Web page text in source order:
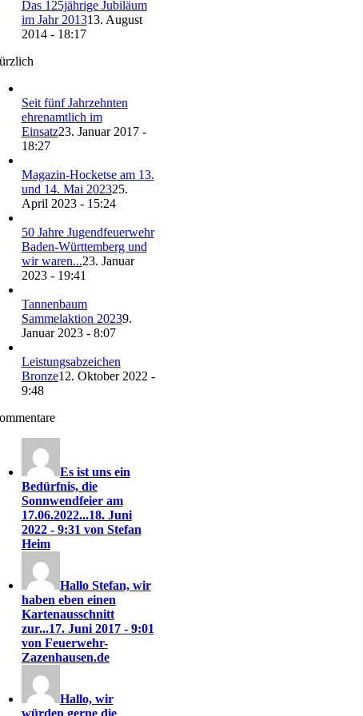
Das 125jährige Jubiläum
im Jahr 201313. August
2014 - 18:17
Seit fünf Jahrzehnten
ehrenamtlich im
Einsatz23. Januar 2017 -
18:27
Magazin-Hocketse am 13.
und 14. Mai 202325.
April 2023 - 15:24
50 Jahre Jugendfeuerwehr
Baden-Württemberg und
wir waren...23. Januar
2023 - 19:41
Tannenbaum
Sammelaktion 20239.
Januar 2023 - 8:07
Leistungsabzeichen
Bronze12. Oktober 2022 -
9:48
Es ist uns ein
Bedürfnis, die
Sonnwendfeier am
17.06.2022...18. Juni
2022 - 9:31 von Stefan
Heim
Hallo Stefan, wir
haben eben einen
Kartenausschnitt
zur...17. Juni 2017 - 9:01
von Feuerwehr-
Zazenhausen.de
Hallo, wir
würden gerne die